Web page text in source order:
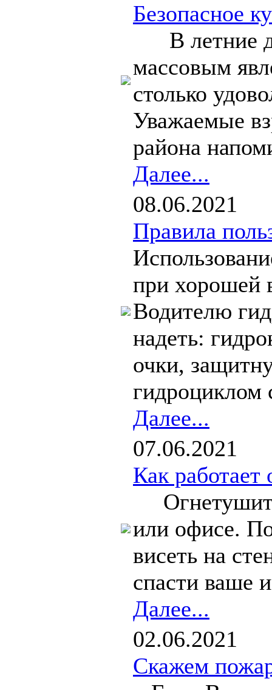
Безопасное
В летние
массовым
столько
Уважаемые
района
Далее...
08.06.2021
Правила
при хорошей
Водителю
надеть:
очки,
гидроциклом
Далее...
07.06.2021
Как работает
или офисе.
висеть на
спасти
Далее...
02.06.2021
Скажем